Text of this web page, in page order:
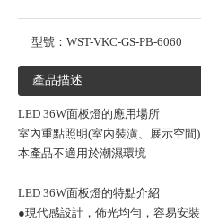
型號： WST-VKC-GS-PB-6060
產品描述
LED 36W面板燈的應用場所
室內重點照明(室內裝潢、展示空間)
本產品不適用於潮濕環境
LED 36W面板燈的特點介紹
●現代感設計，佈光均勻，容易安裝